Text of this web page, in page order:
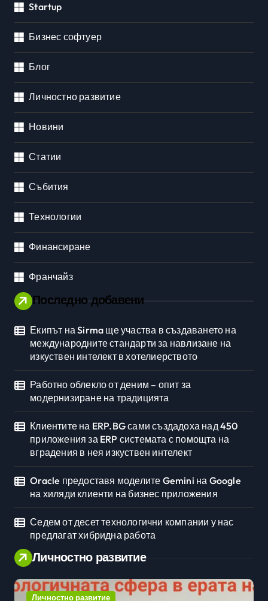
Startup
Бизнес софтуер
Блог
Личностно развитие
Новини
Статии
Събития
Технологии
Финансиране
Франчайз
Последно добавени
Екипът на Sirma ще участва в създаването на
международните стандарти за навлизане на
изкуствен интелект в хотелиерството
Работно облекло от деним – опит за
модернизиране на традицията
Клиентите на ERP.BG сами създадоха над 450
приложения за ERP системата с помощта на
вградения в нея изкуствен интелект
Oracle предоставя моделите Gemini на Google
на хиляди клиенти на бизнес приложения
Седем от десет технологични компании у нас
предлагат хибридна работа
Личностно развитие
Личностно развитие